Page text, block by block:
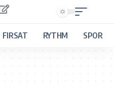
FIRSAT RYTHM SPOR